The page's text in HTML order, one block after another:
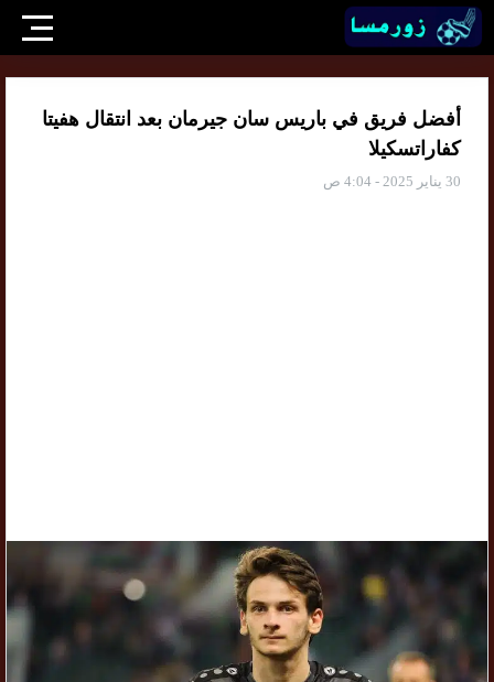
أفضل فريق في باريس سان جيرمان بعد انتقال هفيتا
كفاراتسكيلا
30 يناير 2025 - 4:04 ص